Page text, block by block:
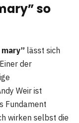
so
lässt sich
der
Weir ist
Fundament
wirken selbst die